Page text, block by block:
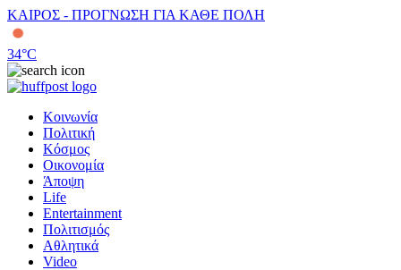
ΚΑΙΡΟΣ - ΠΡΟΓΝΩΣΗ ΓΙΑ ΚΑΘΕ ΠΟΛΗ
34°C
Κοινωνία
Πολιτική
Κόσμος
Οικονομία
Άποψη
Life
Entertainment
Πολιτισμός
Αθλητικά
Video